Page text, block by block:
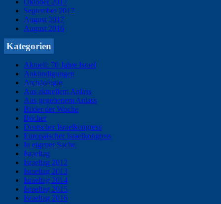
September 2017
August 2017
August 2016
Kategorien
Aktuell: 70 Jahre Israel
Ankündigungen
Archäologie
Aus aktuellem Anlass
Aus gegebenem Anlass
Bilder der Woche
Bücher
Deutscher Israelkongress
Europäischer Israelkongress
In eigener Sache
Israeltag
Israeltag 2012
Israeltag 2013
Israeltag 2014
Israeltag 2015
Israeltag 2016